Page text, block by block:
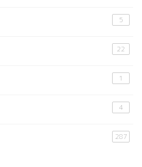
5
22
1
4
287